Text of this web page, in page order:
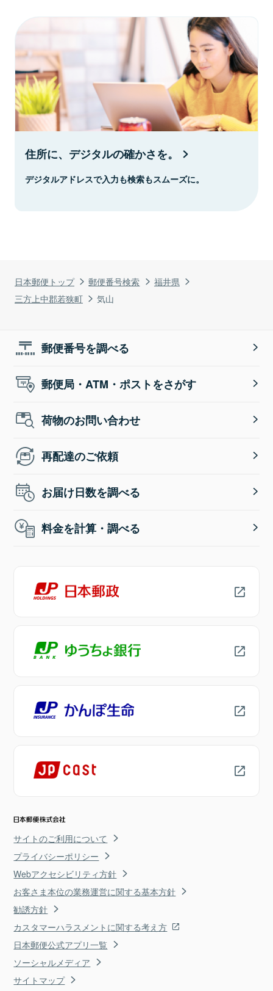
日本郵便トップ 郵便番号検索
福井県
三方上中郡若狭町
気山
住所に、デジタルの確かさを。
デジタルアドレスで入力も検索もスムーズに。
郵便番号を調べる
郵便局・ATM・ポストをさがす
荷物のお問い合わせ
再配達のご依頼
お届け日数を調べる
料金を計算・調べる
サイトのご利用について
プライバシーポリシー
Webアクセシビリティ方針
お客さま本位の業務運営に関する基本方針
勧誘方針
カスタマーハラスメントに関する考え方
日本郵便公式アプリ一覧
ソーシャルメディア
サイトマップ